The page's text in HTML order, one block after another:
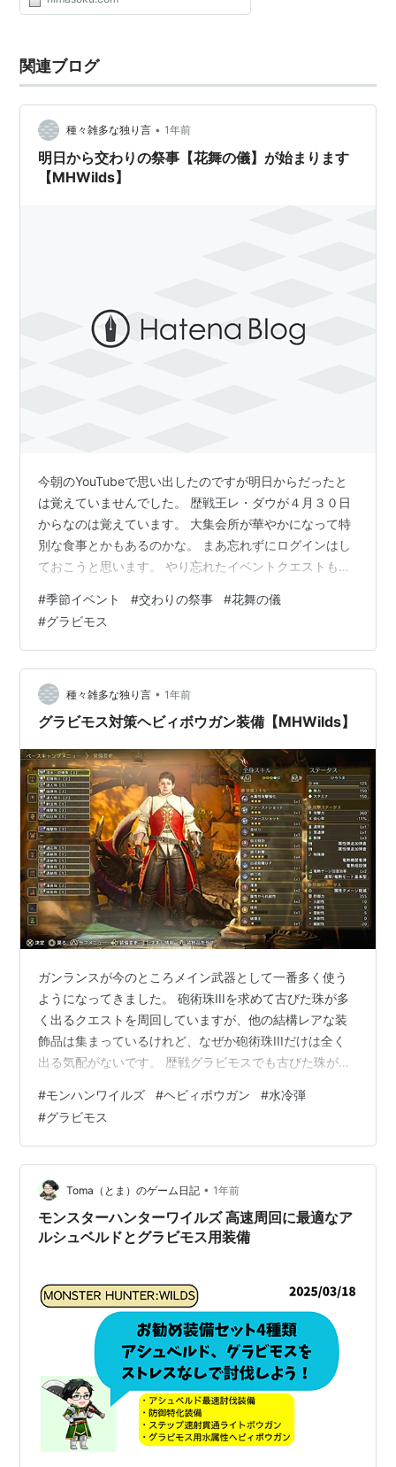
オンライン
番外
MHSP2 04弾〜
関連ブログ
種々雑多な独り言 • 1年前
明日から交わりの祭事【花舞の儀】が始まります
【MHWilds】
今朝のYouTubeで思い出したのですが明日からだったと
は覚えていませんでした。 歴戦王レ・ダウが４月３０日
からなのは覚えています。 大集会所が華やかになって特
別な食事とかもあるのかな。 まあ忘れずにログインはし
ておこうと思います。 やり忘れたイベントクエストもで
ておくことをおすすめします www.youtube.com 実は最
近ログインし忘れていることが多くて。 食事をごちそう
になってもなかなかいいクエストに行けず。 金冠を探し
ているから食事のタイミングも悪くて。 食事したのに大
物釣りに行くのもどうかと思って。 まあこの交わりの祭
事【花舞の儀…
#季節イベント #交わりの祭事 #花舞の儀
#グラビモス
種々雑多な独り言 • 1年前
グラビモス対策ヘビィボウガン装備【MHWilds】
ガンランスが今のところメイン武器として一番多く使う
ようになってきました。 砲術珠IIIを求めて古びた珠が多
く出るクエストを周回していますが、他の結構レアな装
飾品は集まっているけれど、なぜか砲術珠IIIだけは全く
出る気配がないです。 歴戦グラビモスでも古びた珠が多
と結構厄介で。 近接武器全般嫌なモンスターじゃないの
かなと思ったのでどうにか楽に狩る方法はないかと
YouTubeで目撃した水冷弾ヘビィボウガン装備を今ある
装飾品で作ってみました。 今作ではまだガンランスとラ
イトボウガンしか使っていなかったのですが、水冷弾の
ライトボウガンがウズ・トゥナ派生…
#モンハンワイルズ #ヘビィボウガン #水冷弾
#グラビモス
Toma（とま）のゲーム日記 • 1年前
モンスターハンターワイルズ 高速周回に最適なア
ルシュベルドとグラビモス用装備